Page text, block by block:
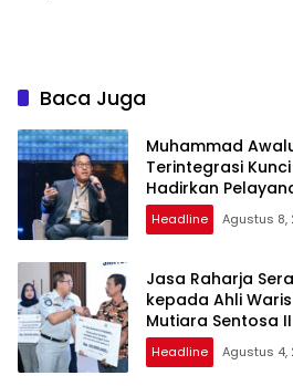
Baca Juga
Muhammad
Terintegrasi
Hadirkan
Masyarakat
Headline Agustus 8,
Jasa Raharja
kepada Ahli
Mutiara Sentosa II
Headline Agustus 4,